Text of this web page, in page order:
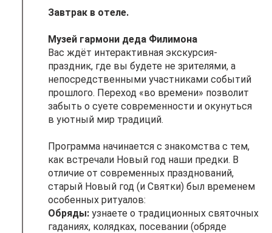
Завтрак в отеле.
Музей гармони деда Филимона
Вас ждёт интерактивная экскурсия-
праздник, где вы будете не зрителями, а
непосредственными участниками событий
прошлого. Переход «во времени» позволит
забыть о суете современности и окунуться
в уютный мир традиций.
Программа начинается с знакомства с тем,
как встречали Новый год наши предки. В
отличие от современных празднований,
старый Новый год (и Святки) был временем
особенных ритуалов:
Обряды: узнаете о традиционных святочных
гаданиях, колядках, посевании (обряде